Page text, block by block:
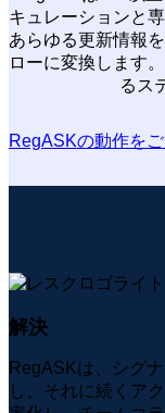
キュレーションと
あらゆる更新情報
ローに変換します
るス
RegASKの動作を
解決
RegASKは、シグ
し、それに続くア